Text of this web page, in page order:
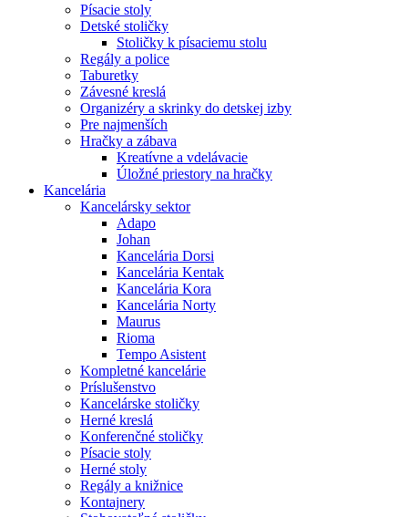
Písacie stoly
Detské stoličky
Stoličky k písaciemu stolu
Regály a police
Taburetky
Závesné kreslá
Organizéry a skrinky do detskej izby
Pre najmenších
Hračky a zábava
Kreatívne a vdelávacie
Úložné priestory na hračky
Kancelária
Kancelársky sektor
Adapo
Johan
Kancelária Dorsi
Kancelária Kentak
Kancelária Kora
Kancelária Norty
Maurus
Rioma
Tempo Asistent
Kompletné kancelárie
Príslušenstvo
Kancelárske stoličky
Herné kreslá
Konferenčné stoličky
Písacie stoly
Herné stoly
Regály a knižnice
Kontajnery